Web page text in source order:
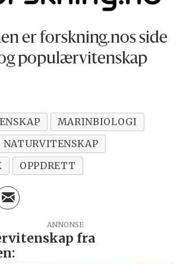
er forskning.nos side
populærvitenskap
MARINBIOLOGI
NATURVITENSKAP
OPPDRETT
fra